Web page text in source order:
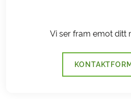
Vi ser fram emot ditt